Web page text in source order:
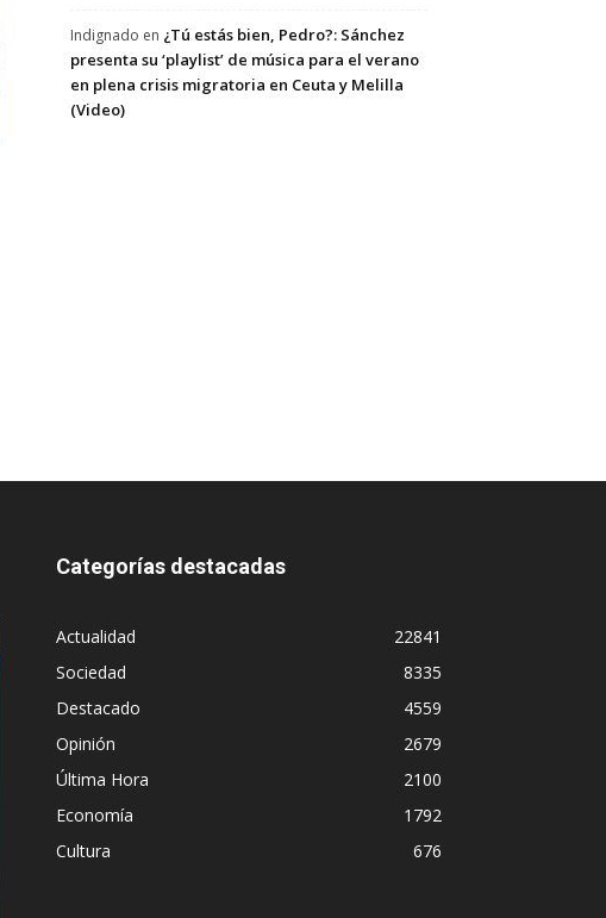
Indignado en ¿Tú estás bien, Pedro?: Sánchez
presenta su ‘playlist’ de música para el verano
en plena crisis migratoria en Ceuta y Melilla
(Video)
Categorías destacadas
Actualidad
22841
Sociedad
8335
Destacado
4559
Opinión
2679
Última Hora
2100
Economía
1792
Cultura
676